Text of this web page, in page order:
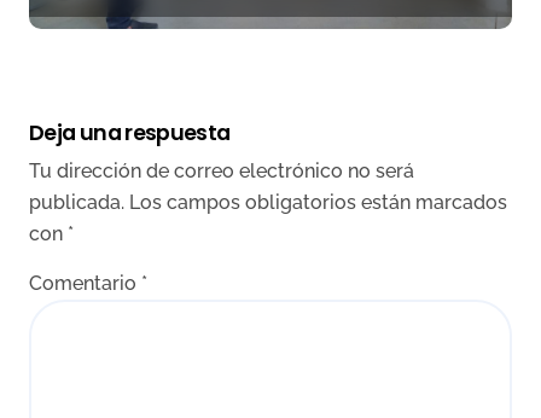
Deja una respuesta
Tu dirección de correo electrónico no será
publicada. Los campos obligatorios están marcados
con *
Comentario *